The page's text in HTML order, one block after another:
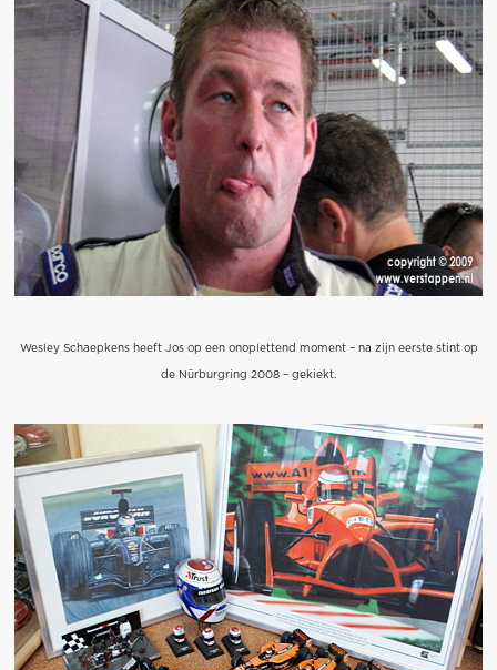
Wesley Schaepkens heeft Jos op een onoplettend moment – na zijn eerste stint op
de Nürburgring 2008 – gekiekt.